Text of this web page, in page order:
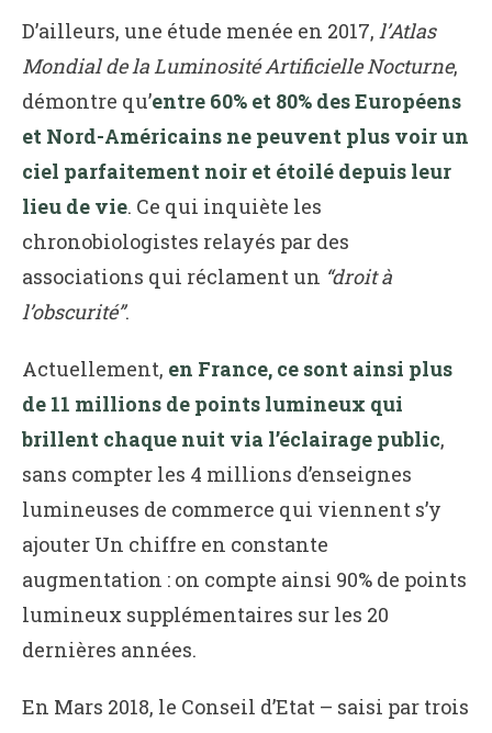
D’ailleurs, une étude menée en 2017, l’Atlas
Mondial de la Luminosité Artificielle Nocturne,
démontre qu’entre 60% et 80% des Européens
et Nord-Américains ne peuvent plus voir un
ciel parfaitement noir et étoilé depuis leur
lieu de vie. Ce qui inquiète les
chronobiologistes relayés par des
associations qui réclament un “droit à
l’obscurité”.
Actuellement, en France, ce sont ainsi plus
de 11 millions de points lumineux qui
brillent chaque nuit via l’éclairage public,
sans compter les 4 millions d’enseignes
lumineuses de commerce qui viennent s’y
ajouter Un chiffre en constante
augmentation : on compte ainsi 90% de points
lumineux supplémentaires sur les 20
dernières années.
En Mars 2018, le Conseil d’Etat – saisi par trois